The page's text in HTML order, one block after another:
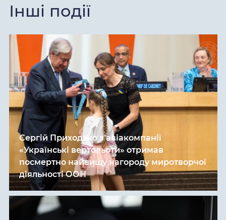
Інші події
Сергій Приходько з авіакомпанії
«Українські вертольоти» отримав
посмертно найвищу нагороду миротворчої
діяльності ООН